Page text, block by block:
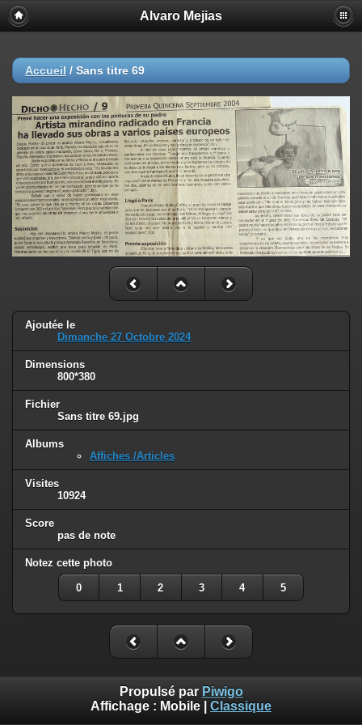
Alvaro Mejias
Accueil / Sans titre 69
Ajoutée le
Dimanche 27 Octobre 2024
Dimensions
800*380
Fichier
Sans titre 69.jpg
Albums
Affiches /Articles
Visites
10924
Score
pas de note
Notez cette photo
0 1 2 3 4 5
Propulsé par Piwigo
Affichage : Mobile Classique